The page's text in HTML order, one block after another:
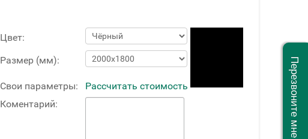
Цвет:
Размер (мм):
Свои параметры:
Рассчитать стоимость
Коментарий:
Перезвоните мне